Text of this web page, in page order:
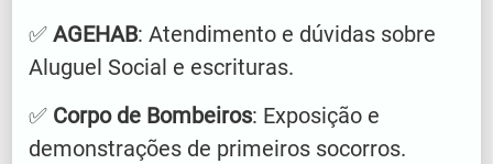
✅AGEHAB: Atendimento e dúvidas sobre
Aluguel Social e escrituras.
✅ Corpo de Bombeiros: Exposição e
demonstrações de primeiros socorros.